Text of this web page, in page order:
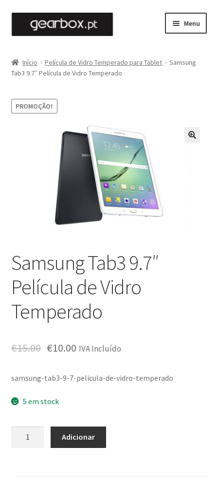
Menu
Capas
Gadgets
Início Película de Vidro Temperado para Tablet
Samsung
Tab3 9.7″ Película de Vidro Temperado
PROMOÇÃO!
Samsung Tab3 9.7″
Película de Vidro
Temperado
€15.00 €10.00 IVA Incluído
samsung-tab3-9-7-pelicula-de-vidro-temperado
5 em stock
Adicionar